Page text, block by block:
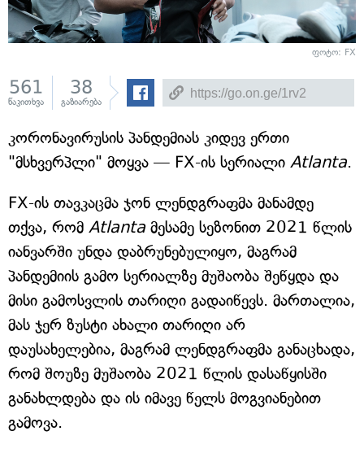
ფოტო: FX
561
წაკითხვა
38
გაზიარება
კორონავირუსის პანდემიას კიდევ ერთი
"მსხვერპლი" მოყვა — FX-ის სერიალი Atlanta.
FX-ის თავკაცმა ჯონ ლენდგრაფმა მანამდე
თქვა, რომ Atlanta მესამე სეზონით 2021 წლის
იანვარში უნდა დაბრუნებულიყო, მაგრამ
პანდემიის გამო სერიალზე მუშაობა შეწყდა და
მისი გამოსვლის თარიღი გადაიწევს. მართალია,
მას ჯერ ზუსტი ახალი თარიღი არ
დაუსახელებია, მაგრამ ლენდგრაფმა განაცხადა,
რომ შოუზე მუშაობა 2021 წლის დასაწყისში
განახლდება და ის იმავე წელს მოგვიანებით
გამოვა.